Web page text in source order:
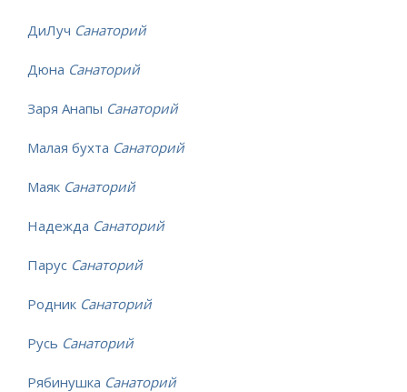
ДиЛуч Санаторий
Дюна Санаторий
Заря Анапы Санаторий
Малая бухта Санаторий
Маяк Санаторий
Надежда Санаторий
Парус Санаторий
Родник Санаторий
Русь Санаторий
Рябинушка Санаторий